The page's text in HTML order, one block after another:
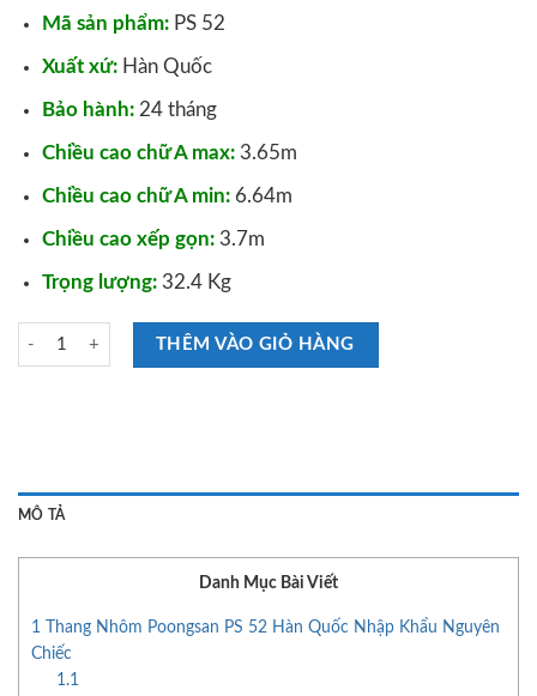
Mã sản phẩm:PS 52
Xuất xứ:Hàn Quốc
Bảo hành:24 tháng
Chiều cao chữ A max:3.65m
Chiều cao chữ A min:6.64m
Chiều cao xếp gọn:3.7m
Trọng lượng:32.4 Kg
Thang Nhôm Poongsan PS 52 số lượng
THÊM VÀO GIỎ HÀNG
MÔ TẢ
Danh Mục Bài Viết
1
Thang Nhôm Poongsan PS 52 Hàn Quốc Nhập Khẩu Nguyên
Chiếc
1.1